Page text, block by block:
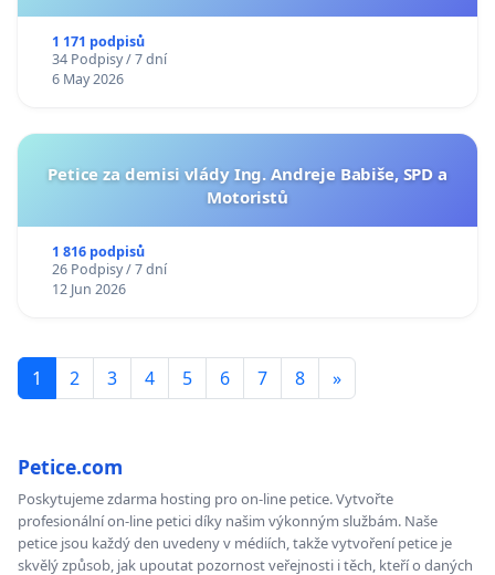
1 171 podpisů
34 Podpisy / 7 dní
6 May 2026
Petice za demisi vlády Ing. Andreje Babiše, SPD a
Motoristů
1 816 podpisů
26 Podpisy / 7 dní
12 Jun 2026
1 2 3 4 5 6 7 8 »
Petice.com
Poskytujeme zdarma hosting pro on-line petice. Vytvořte
profesionální on-line petici díky našim výkonným službám. Naše
petice jsou každý den uvedeny v médiích, takže vytvoření petice je
skvělý způsob, jak upoutat pozornost veřejnosti i těch, kteří o daných